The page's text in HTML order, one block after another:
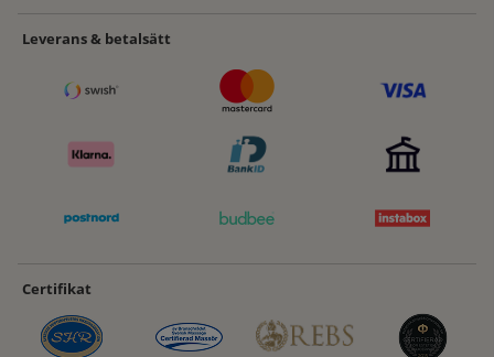
Leverans & betalsätt
Certifikat